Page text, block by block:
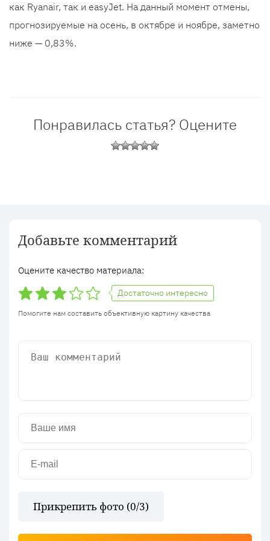
как Ryanair, так и easyJet. На данный момент отмены,
прогнозируемые на осень, в октябре и ноябре, заметно
ниже — 0,83%.
Понравилась статья? Оцените
Добавьте комментарий
Оцените качество материала:
Достаточно интересно
Помогите нам составить объективную картину качества
Прикрепить фото (0/3)